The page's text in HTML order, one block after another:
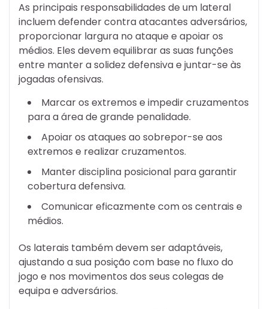
As principais responsabilidades de um lateral
incluem defender contra atacantes adversários,
proporcionar largura no ataque e apoiar os
médios. Eles devem equilibrar as suas funções
entre manter a solidez defensiva e juntar-se às
jogadas ofensivas.
Marcar os extremos e impedir cruzamentos
para a área de grande penalidade.
Apoiar os ataques ao sobrepor-se aos
extremos e realizar cruzamentos.
Manter disciplina posicional para garantir
cobertura defensiva.
Comunicar eficazmente com os centrais e
médios.
Os laterais também devem ser adaptáveis,
ajustando a sua posição com base no fluxo do
jogo e nos movimentos dos seus colegas de
equipa e adversários.